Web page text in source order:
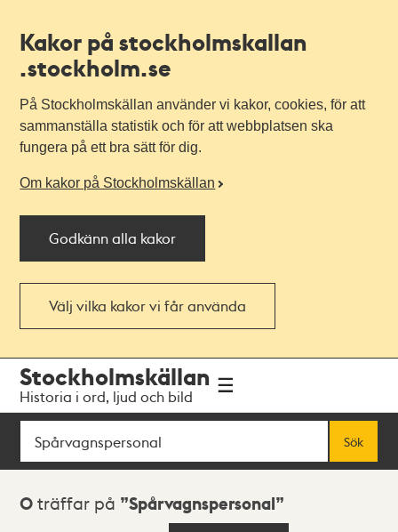
Kakor på stockholmskallan
.stockholm.se
På Stockholmskällan använder vi kakor, cookies, för att
sammanställa statistik och för att webbplatsen ska
fungera på ett bra sätt för dig.
Om kakor på Stockholmskällan
Godkänn alla kakor
Välj vilka kakor vi får använda
navigationen
huvudinnehållet
Stockholmskällan
Historia i ord, ljud och bild
Sök
Sök
Sökresultat
0 träffar på Spårvagnspersonal